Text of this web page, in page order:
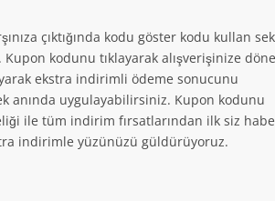
çıktığında kodu göster kodu kullan
kodunu tıklayarak alışverişinize
ekstra indirimli ödeme sonucunu
anında uygulayabilirsiniz. Kupon kodunu
ile tüm indirim fırsatlarından ilk siz
indirimle yüzünüzü güldürüyoruz.